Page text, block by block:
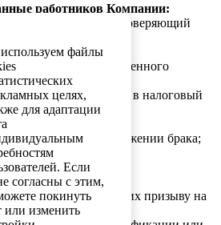
работников Компании:
иной документ, удостоверяющий
государственного
о постановке на учёт в налоговый
ИНН;
удостоверение;
о заключении/расторжении брака;
о рождении детей;
учёта – для
и лиц, подлежащих призыву на
файлы
целях,
для адаптации
Если
согласны с этим,
покинуть
или изменить